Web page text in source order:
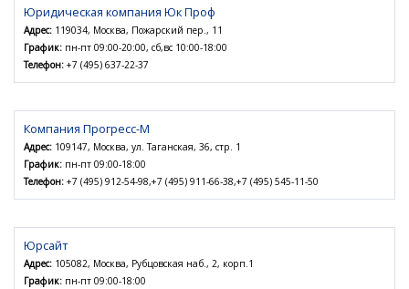
Юридическая компания Юк Проф
Адрес: 119034, Москва, Пожарский пер., 11
График: пн-пт 09:00-20:00, сб,вс 10:00-18:00
Телефон: +7 (495) 637-22-37
Компания Прогресс-М
Адрес: 109147, Москва, ул. Таганская, 36, стр. 1
График: пн-пт 09:00-18:00
Телефон: +7 (495) 912-54-98,+7 (495) 911-66-38,+7 (495) 545-11-50
Юрсайт
Адрес: 105082, Москва, Рубцовская наб., 2, корп.1
График: пн-пт 09:00-18:00